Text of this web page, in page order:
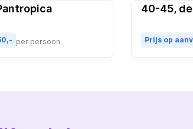
per persoon
40-45,
Prijs op